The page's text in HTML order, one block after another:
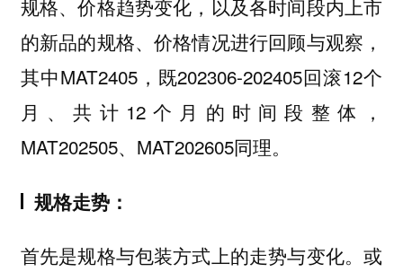
规格、价格趋势变化，以及各时间段内上市
的新品的规格、价格情况进行回顾与观察，
其中MAT2405，既202306-202405回滚12个
月、共计12个月的时间段整体，
MAT202505、MAT202605同理。
规格走势：
首先是规格与包装方式上的走势与变化。或